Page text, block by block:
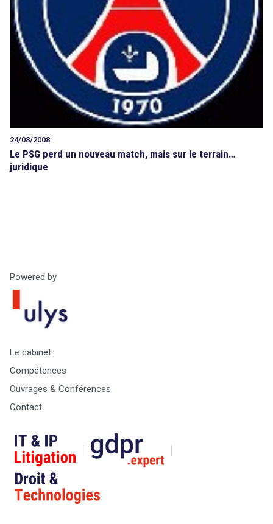
24/08/2008
Le PSG perd un nouveau match, mais sur le terrain…
juridique
Powered by
Le cabinet
Compétences
Ouvrages & Conférences
Contact